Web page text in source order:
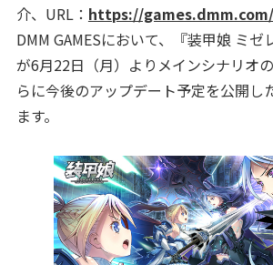
介、URL： https://games.dmm.com/
DMM GAMESにおいて、『装甲娘 ミゼ
が6月22日（月）よりメインシナリオ
らに今後のアップデート予定を公開し
ます。